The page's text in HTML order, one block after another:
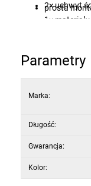
prosta
2× uchwyt
1×
Parametry
Marka:
Długość:
Gwarancja:
Kolor: